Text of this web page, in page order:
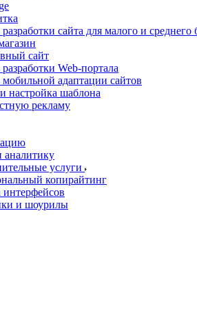
сайта для малого и среднего
сайт
Web-портала
адаптации сайтов
настройка шаблона
рекламу
аналитику
услуги
копирайтинг
интерфейсов
и шоурилы